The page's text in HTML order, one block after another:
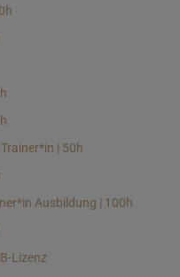
| 50h
Ausbildung | 100h
Lizenz